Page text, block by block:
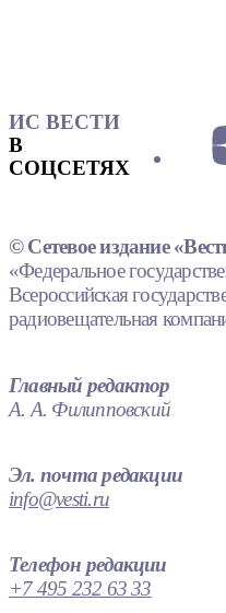
ИС ВЕСТИ
В
СОЦСЕТЯХ
© Сетевое издание
«Федеральное
Всероссийская
радиовещательная
Главный редактор
А. А. Филипповский
Эл. почта редакции
info@vesti.ru
Телефон редакции
+7 495 232 63 33